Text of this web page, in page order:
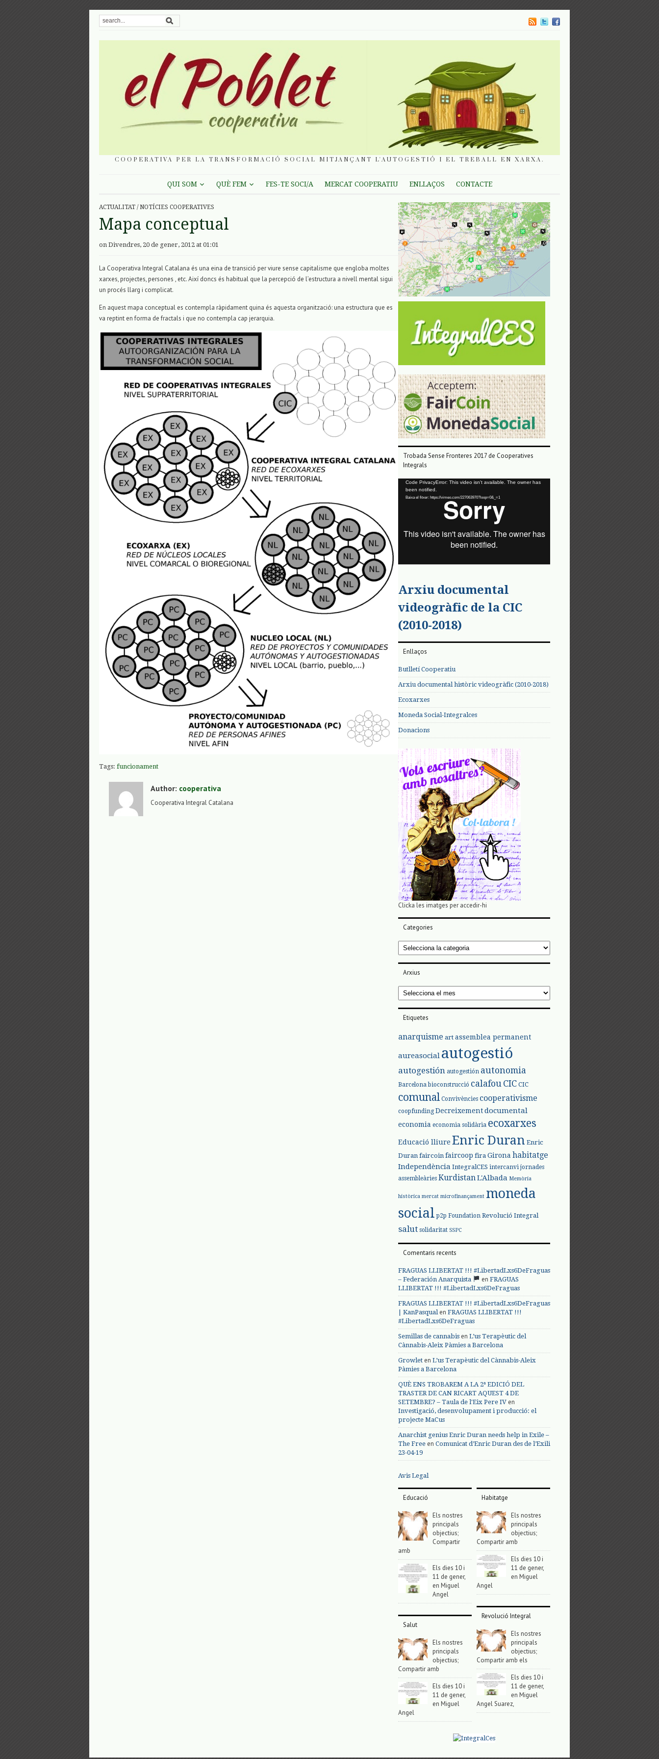
COOPERATIVA PER LA TRANSFORMACIÓ SOCIAL MITJANÇANT L'AUTOGESTIÓ I EL TREBALL EN XARXA.
QUI SOM QUÈ FEM FES-TE SOCI/A MERCAT COOPERATIU ENLLAÇOS CONTACTE
ACTUALITAT / NOTÍCIES COOPERATIVES
Mapa conceptual
on Divendres, 20 de gener, 2012 at 01:01
La Cooperativa Integral Catalana és una eina de transició per viure sense capitalisme que engloba moltes
xarxes, projectes, persones , etc. Així doncs és habitual que la percepció de l’estructura a nivell mental sigui
un procés llarg i complicat.
En aquest mapa conceptual es contempla ràpidament quina és aquesta organització: una estructura que es
va reptint en forma de fractals i que no contempla cap jerarquia.
Tags: funcionament
Author: cooperativa
Cooperativa Integral Catalana
Trobada Sense Fronteres 2017 de Cooperatives
Integrals
Reproductor
vídeo
Code PrivacyError: This video isn't available. The owner has
been notified.
Baixa el fitxer: https://vimeo.com/227063970?loop=0&_=1
Arxiu documental
videogràfic de la CIC
(2010-2018)
Enllaços
Butlletí Cooperatiu
Arxiu documental històric videogràfic (2010-2018)
Ecoxarxes
Moneda Social-Integralces
Donacions
Clicka les imatges per accedir-hi
Categories
Categories
Arxius
Arxius
Etiquetes
anarquisme art assemblea permanent
aureasocial autogestió
autogestión autogestión autonomia
Barcelona bioconstrucció calafou CIC CIC
comunal Convivències cooperativisme
coopfunding Decreixementdocumental
economia economia solidària ecoxarxes
Educació lliure Enric Duran Enric
Duran faircoin faircoop fira Girona habitatge
Independència IntegralCES intercanvi jornades
assembleàries Kurdistan L'Albada Memòria
històrica mercat microfinançament moneda
social p2p Foundation Revolució Integral
salut solidaritat SSPC
Comentaris recents
FRAGUAS LLIBERTAT !!! #LibertadLxs6DeFraguas
– Federación Anarquista
en FRAGUAS
LLIBERTAT !!! #LibertadLxs6DeFraguas
FRAGUAS LLIBERTAT !!! #LibertadLxs6DeFraguas
| KanPasqualen FRAGUAS LLIBERTAT !!!
#LibertadLxs6DeFraguas
Semillas de cannabis en L’us Terapèutic del
Cànnabis-Aleix Pàmies a Barcelona
Growlet en L’us Terapèutic del Cànnabis-Aleix
Pàmies a Barcelona
QUÈ ENS TROBAREM A LA 2ª EDICIÓ DEL
TRASTER DE CAN RICART AQUEST 4 DE
SETEMBRE? – Taula de l'Eix Pere IV en
Investigació, desenvolupament i producció: el
projecte MaCus
Anarchist genius Enric Duran needs help in Exile –
The Free en Comunicat d’Enric Duran des de l’Exili
23-04-19
Avis Legal
Educació
Els nostres
principals
objectius;
Compartir
amb
Els dies 10 i
11 de gener,
en Miguel
Angel
Salut
Els nostres
principals
objectius;
Compartir amb
Els dies 10 i
11 de gener,
en Miguel
Angel
Habitatge
Els nostres
principals
objectius;
Compartir amb
Els dies 10 i
11 de gener,
en Miguel
Angel
Revolució Integral
Els nostres
principals
objectius;
Compartir amb els
Els dies 10 i
11 de gener,
en Miguel
Angel Suarez,